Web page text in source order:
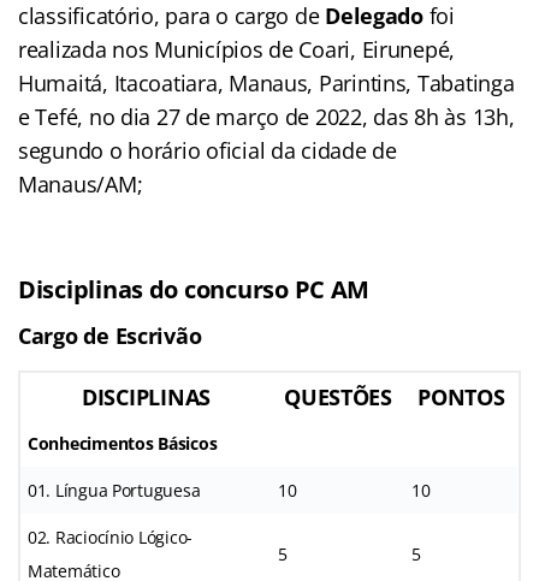
classificatório, para o cargo de Delegadofoi
realizada nos Municípios de Coari, Eirunepé,
Humaitá, Itacoatiara, Manaus, Parintins, Tabatinga
e Tefé, no dia 27 de março de 2022, das 8h às 13h,
segundo o horário oficial da cidade de
Manaus/AM;
Disciplinas do concurso PC AM
Cargo de Escrivão
DISCIPLINAS QUESTÕES PONTOS
Conhecimentos Básicos
01. Língua Portuguesa 10 10
02. Raciocínio Lógico-
Matemático
5 5